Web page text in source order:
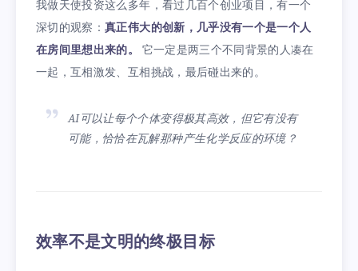
我做天使投资这么多年，看过几百个创业项目，有一个
深切的观察：真正伟大的创新，几乎没有一个是一个人
在房间里想出来的。
它一定是两三个不同背景的人凑在
一起，互相激发、互相挑战，最后碰出来的。
AI可以让每个个体变得极其高效，但它有没有
可能，恰恰在瓦解那种产生化学反应的环境？
效率不是文明的终极目标